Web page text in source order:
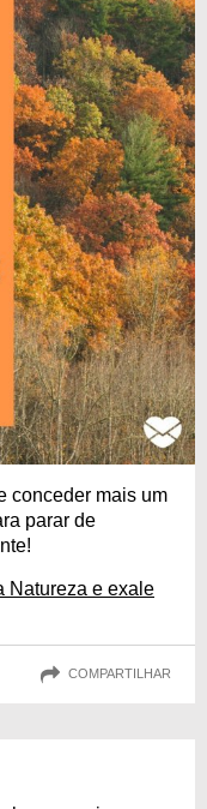
conceder mais um
parar de
Natureza e exale
COMPARTILHAR